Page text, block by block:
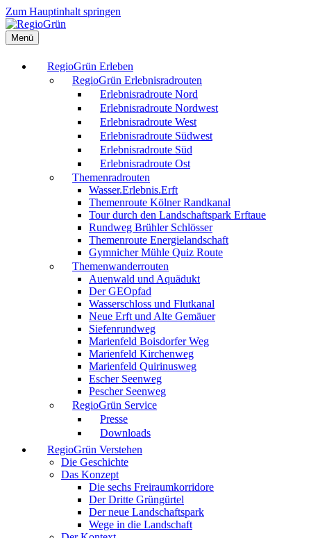
Zum Hauptinhalt springen
Menü
RegioGrün Erleben
RegioGrün Erlebnisradrouten
Erlebnisradroute Nord
Erlebnisradroute Nordwest
Erlebnisradroute West
Erlebnisradroute Südwest
Erlebnisradroute Süd
Erlebnisradroute Ost
Themenradrouten
Wasser.Erlebnis.Erft
Themenroute Kölner Randkanal
Tour durch den Landschaftspark Erftaue
Rundweg Brühler Schlösser
Themenroute Energielandschaft
Gymnicher Mühle Quiz Route
Themenwanderrouten
Auenwald und Aquädukt
Der GEOpfad
Wasserschloss und Flutkanal
Neue Erft und Alte Gemäuer
Siefenrundweg
Marienfeld Boisdorfer Weg
Marienfeld Kirchenweg
Marienfeld Quirinusweg
Escher Seenweg
Pescher Seenweg
RegioGrün Service
Presse
Downloads
RegioGrün Verstehen
Die Geschichte
Das Konzept
Die sechs Freiraumkorridore
Der Dritte Grüngürtel
Der neue Landschaftspark
Wege in die Landschaft